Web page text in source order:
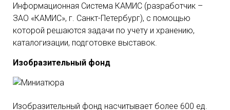
Информационная Система КАМИС (разработчик –
ЗАО «КАМИС», г. Санкт-Петербург), с помощью
которой решаются задачи по учету и хранению,
каталогизации, подготовке выставок.
Изобразительный фонд
Изобразительный фонд насчитывает более 600 ед.